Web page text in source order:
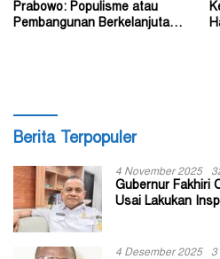
Prabowo: Populisme atau
Pembangunan Berkelanjutan?
Berita Terpopuler
4 November 2025
Gubernur Fakhiri
Usai Lakukan
4 Desember 2025